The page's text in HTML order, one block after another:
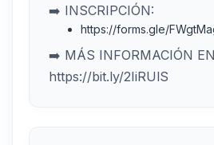
➡️ INSCRIPCIÓN:
https://forms.gle/
➡️ MÁS INFORMACIÓN
https://bit.ly/2IiRUlS